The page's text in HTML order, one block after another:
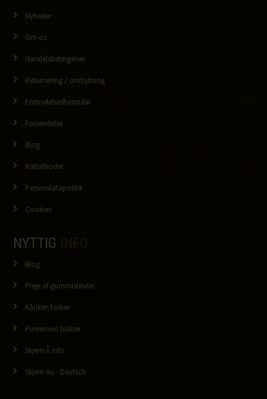
Nyheder
Om os
Handelsbetingelser
Returnering / ombytning
Fortrydelsesformular
Forsendelse
Blog
Rabatkoder
Persondatapolitik
Cookies
NYTTIG
Blog
Pleje af gummistøvler
Kånken tasker
Pinewood bukser
Skjern Å info
Skjern Au - Deutsch